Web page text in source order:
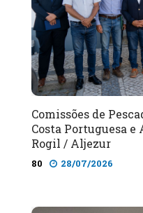
Comissões de
Costa Portuguesa
Rogil / Aljezur
80 28/07/2026